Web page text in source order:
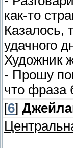
как-то
Казалось,
удачного
Художник
- Прошу
что фраза
[6]